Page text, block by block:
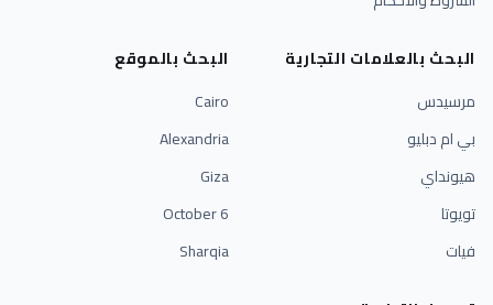
البحث بالعلامات التجارية
مرسيدس
بي ام دبليو
هيونداي
تويوتا
فيات
البحث بالموقع
Cairo
Alexandria
Giza
6 October
Sharqia